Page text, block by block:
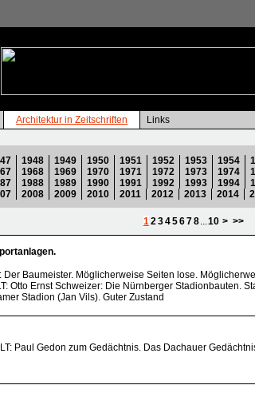
Architektur in Zeitschriften Links
1948 1949 1950 1951 1952 1953 1954
1968 1969 1970 1971 1972 1973 1974
1988 1989 1990 1991 1992 1993 1994
2008 2009 2010 2011 2012 2013 2014
12345678...10 > >>
Der Baumeister. Möglicherweise Seiten lose.
Otto Ernst Schweizer: Die Nürnberger Stadionbauten.
Stadion (Jan Vils). Guter Zustand
Paul Gedon zum Gedächtnis. Das Dachauer